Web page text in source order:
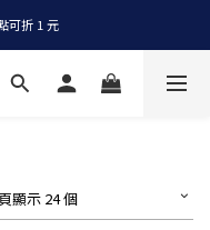
享免運
可折 1 元
享免運
顯示 24 個